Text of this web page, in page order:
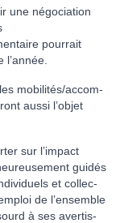
une négociation
pourrait
mobi­li­tés/accom­
aussi l’objet
sur l’impact
guidés
et col­lec­
de l’ensem­ble
à ses aver­tis­